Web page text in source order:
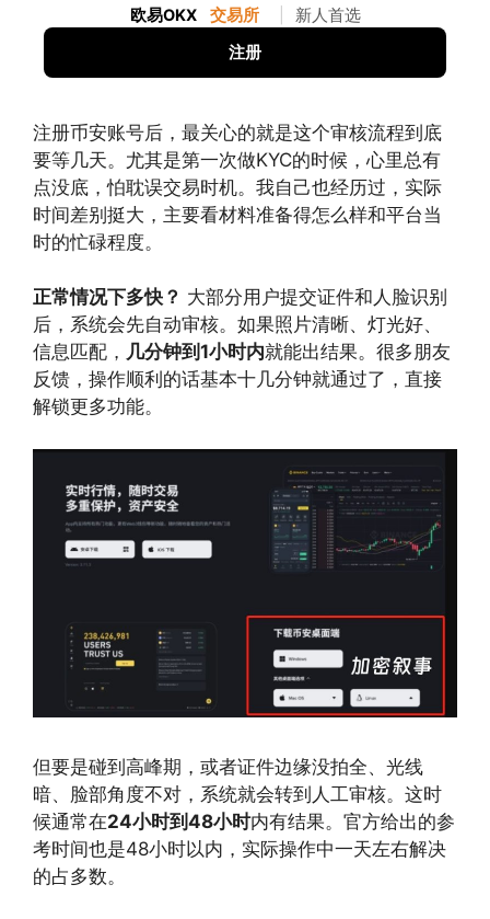
欧易OKX 交易所 新人首选
注册
注册币安账号后，最关心的就是这个审核流程到底
要等几天。尤其是第一次做KYC的时候，心里总有
点没底，怕耽误交易时机。我自己也经历过，实际
时间差别挺大，主要看材料准备得怎么样和平台当
时的忙碌程度。
正常情况下多快？ 大部分用户提交证件和人脸识别
后，系统会先自动审核。如果照片清晰、灯光好、
信息匹配， 几分钟到1小时内就能出结果。很多朋友
反馈，操作顺利的话基本十几分钟就通过了，直接
解锁更多功能。
但要是碰到高峰期，或者证件边缘没拍全、光线
暗、脸部角度不对，系统就会转到人工审核。这时
候通常在24小时到48小时内有结果。官方给出的参
考时间也是48小时以内，实际操作中一天左右解决
的占多数。